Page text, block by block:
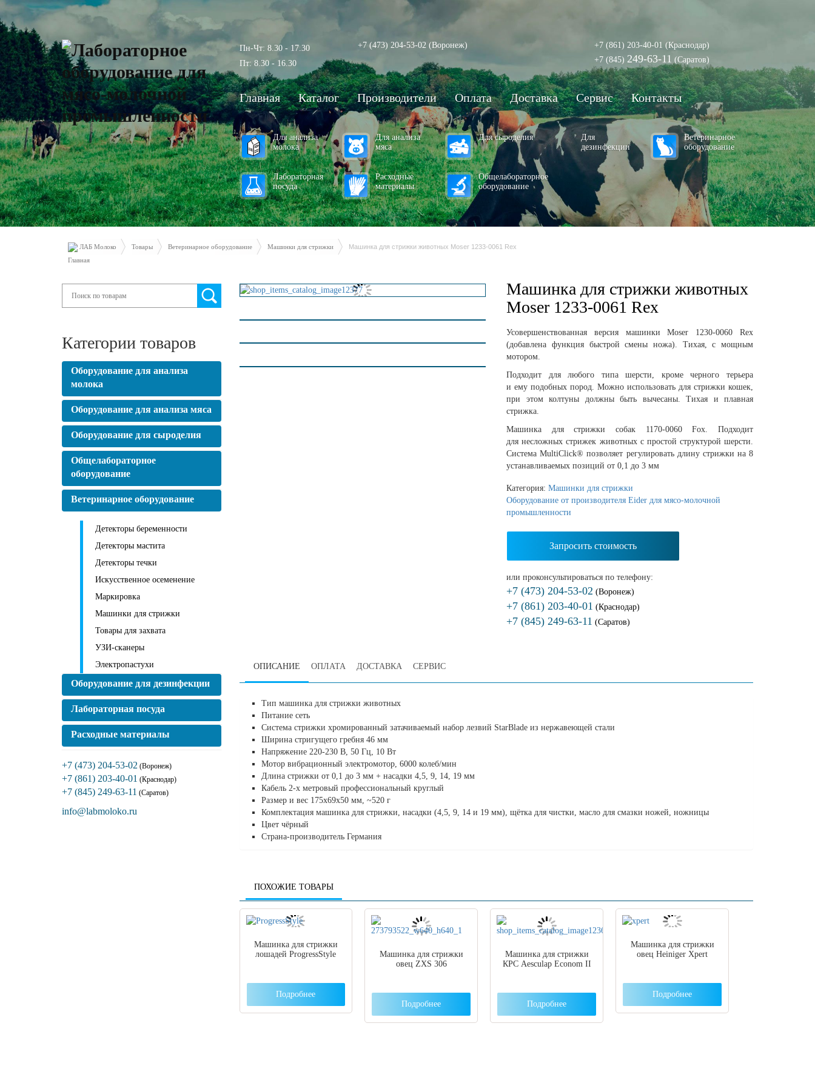
Пн-Чт: 8.30 - 17.30
Пт: 8.30 - 16.30
+7 (473) 204-53-02 (Воронеж) +7 (861) 203-40-01 (Краснодар)
+7 (845) 249-63-11 (Саратов)
Главная Каталог Производители Оплата Доставка Сервис Контакты
Для анализа
молока
Для анализа
мяса
Для сыроделия
Для
дезинфекции
Ветеринарное
оборудование
Лабораторная
посуда
Расходные
материалы
Общелабораторное
оборудование
ЛАБ Молоко Товары Ветеринарное оборудование Машинки для стрижки Машинка для стрижки животных Moser 1233-0061 Rex
Машинка для стрижки животных
Moser 1233-0061 Rex
Усовершенствованная версия машинки Moser 1230-0060 Rex
(добавлена функция быстрой смены ножа). Тихая, с мощным
мотором.
Подходит для любого типа шерсти, кроме черного терьера
и ему подобных пород. Можно использовать для стрижки кошек,
при этом колтуны должны быть вычесаны. Тихая и плавная
стрижка.
Машинка для стрижки собак 1170-0060 Fox. Подходит
для несложных стрижек животных с простой структурой шерсти.
Система MultiClick® позволяет регулировать длину стрижки на 8
устанавливаемых позиций от 0,1 до 3 мм
Категория:Машинки для стрижки
Оборудование от производителя Eider для мясо-молочной
промышленности
Запросить стоимость
или проконсультироваться по телефону:
+7 (473) 204-53-02 (Воронеж)
+7 (861) 203-40-01 (Краснодар)
+7 (845) 249-63-11 (Саратов)
ОПИСАНИЕ ОПЛАТА ДОСТАВКА СЕРВИС
Тип машинка для стрижки животных
Питание сеть
Система стрижки хромированный затачиваемый набор лезвий StarBlade из нержавеющей стали
Ширина стригущего гребня 46 мм
Напряжение 220-230 В, 50 Гц, 10 Вт
Мотор вибрационный электромотор, 6000 колеб/мин
Длина стрижки от 0,1 до 3 мм + насадки 4,5, 9, 14, 19 мм
Кабель 2-х метровый профессиональный круглый
Размер и вес 175х69х50 мм, ~520 г
Комплектация машинка для стрижки, насадки (4,5, 9, 14 и 19 мм), щётка для чистки, масло для смазки ножей, ножницы
Цвет чёрный
Страна-производитель Германия
ПОХОЖИЕ ТОВАРЫ
Машинка для стрижки
лошадей ProgressStyle
Подробнее
Машинка для стрижки
овец ZXS 306
Подробнее
Машинка для стрижки
КРС Aesculap Econom II
Подробнее
Машинка для стрижки
овец Heiniger Xpert
Подробнее
Категории товаров
Оборудование для анализа
молока
Оборудование для анализа мяса
Оборудование для сыроделия
Общелабораторное
оборудование
Ветеринарное оборудование
Детекторы беременности
Детекторы мастита
Детекторы течки
Искусственное осеменение
Маркировка
Машинки для стрижки
Товары для захвата
УЗИ-сканеры
Электропастухи
Оборудование для дезинфекции
Лабораторная посуда
Расходные материалы
+7 (473) 204-53-02 (Воронеж)
+7 (861) 203-40-01 (Краснодар)
+7 (845) 249-63-11 (Саратов)
info@labmoloko.ru